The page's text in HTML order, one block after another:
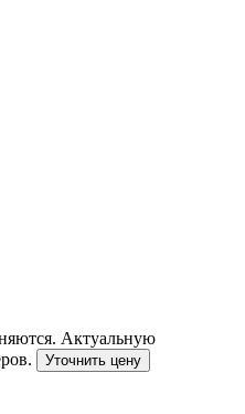
Актуальную
Уточнить цену